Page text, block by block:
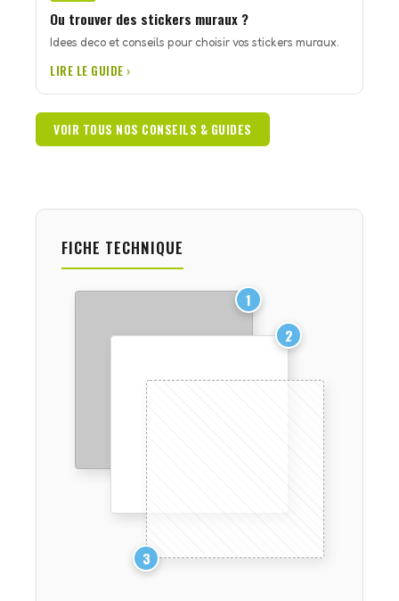
Ou trouver des stickers muraux ?
Idees deco et conseils pour choisir vos stickers muraux.
LIRE LE GUIDE ›
VOIR TOUS NOS CONSEILS & GUIDES
FICHE TECHNIQUE
1
2
3